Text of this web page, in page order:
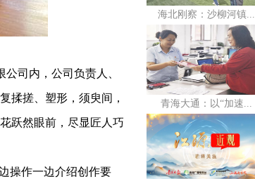
司内，公司负责人、
揉搓、塑形，须臾间，
跃然眼前，尽显匠人巧
操作一边介绍创作要
海北刚察：沙柳河镇...
青海大通：以“加速...